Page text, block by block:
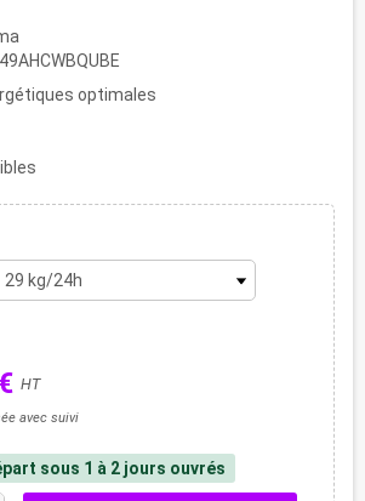
optimales
HT
avec suivi
sous 1 à 2 jours ouvrés